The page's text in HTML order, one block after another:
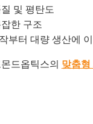
및 평탄도
한 구조
부터 대량 생산에
드옵틱스의 맞춤형